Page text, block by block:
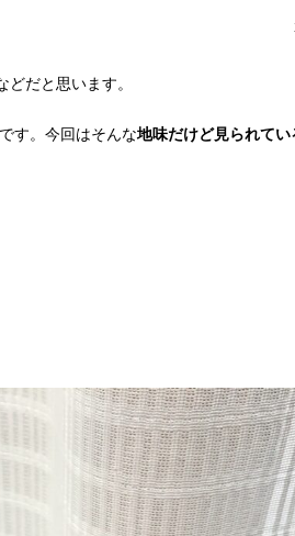
だと思います。
す。今回はそんな地味だけど見られて